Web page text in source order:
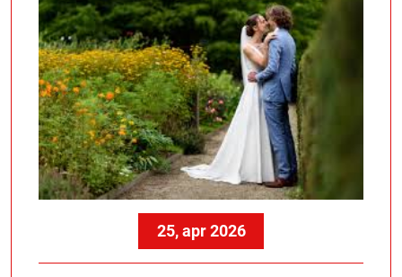
25, apr 2026